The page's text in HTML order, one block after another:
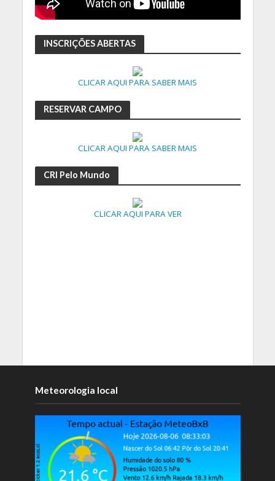
INSCRIÇÕES ABERTAS
CLICAR AQUI PARA SABER MAIS
RESERVAR CAMPO
CLICAR AQUI PARA SABER MAIS
CRI Pelo Mundo
CLICAR AQUI PARA VER
Meteorologia local